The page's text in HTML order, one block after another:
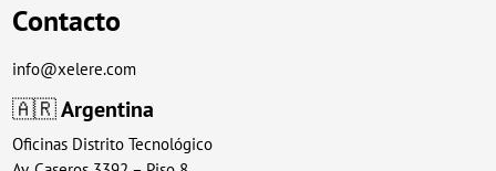
Contacto
info@xelere.com
🇦🇷Argentina
Oficinas Distrito Tecnológico